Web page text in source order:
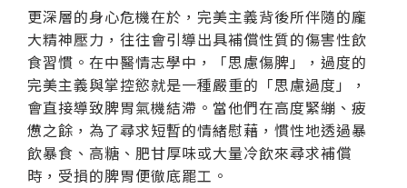
更深層的身心危機在於，完美主義背後所伴隨的龐
大精神壓力，往往會引導出具補償性質的傷害性飲
食習慣。在中醫情志學中，「思慮傷脾」，過度的
完美主義與掌控慾就是一種嚴重的「思慮過度」，
會直接導致脾胃氣機結滯。當他們在高度緊繃、疲
憊之餘，為了尋求短暫的情緒慰藉，慣性地透過暴
飲暴食、高糖、肥甘厚味或大量冷飲來尋求補償
時，受損的脾胃便徹底罷工。